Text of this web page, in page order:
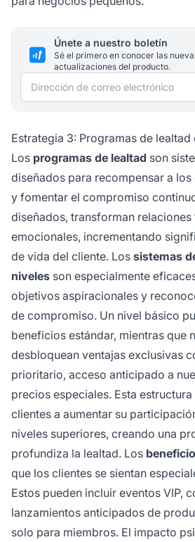
Únete a nuestro boletín
Sé el primero en conocer las
actualizaciones del producto.
Dirección de correo electrónico
Estrategia 3: Programas de
Los programas de lealtad son
diseñados para recompensar a
y fomentar el compromiso
diseñados, transforman
emocionales, incrementando
de vida del cliente. Los sistemas
niveles son especialmente
objetivos aspiracionales y
de compromiso. Un nivel básico
beneficios estándar, mientras que
desbloquean ventajas exclusivas
prioritario, acceso anticipado a
precios especiales. Esta
clientes a aumentar su
niveles superiores, creando una
profundiza la lealtad. Los
que los clientes se sientan
Estos pueden incluir eventos VIP,
lanzamientos anticipados de
solo para miembros. El impacto